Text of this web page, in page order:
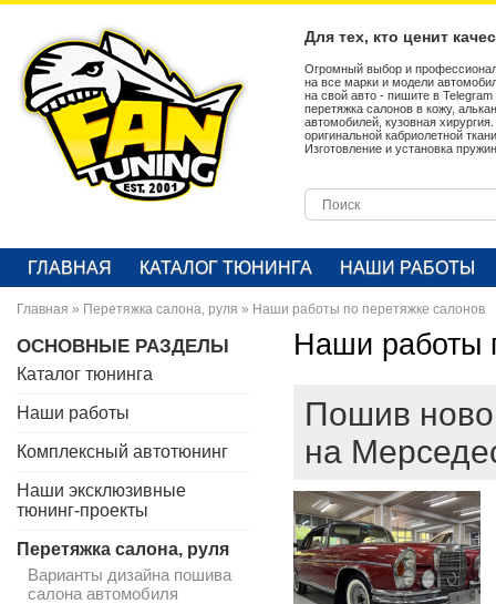
Для тех, кто ценит
Огромный выбор и
на все марки и модели
на свой авто - пишите в
перетяжка салонов в кожу,
автомобилей, кузовная
оригинальной кабриолетной
Изготовление и установка
ГЛАВНАЯ КАТАЛОГ ТЮНИНГА НАШИ РАБОТЫ
Главная » Перетяжка салона, руля » Наши работы по перетяжке салонов
ОСНОВНЫЕ РАЗДЕЛЫ
Каталог тюнинга
Наши работы
Комплексный автотюнинг
Наши эксклюзивные
тюнинг-проекты
Перетяжка салона, руля
Варианты дизайна пошива
салона автомобиля
Наши работы
Пошив
на